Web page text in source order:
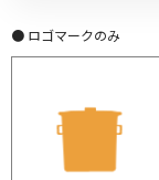
● ロゴマークのみ